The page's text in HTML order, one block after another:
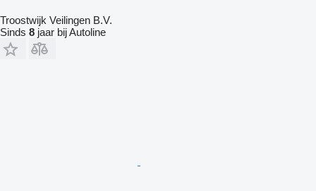
Troostwijk Veilingen B.V.
Sinds 8 jaar bij Autoline